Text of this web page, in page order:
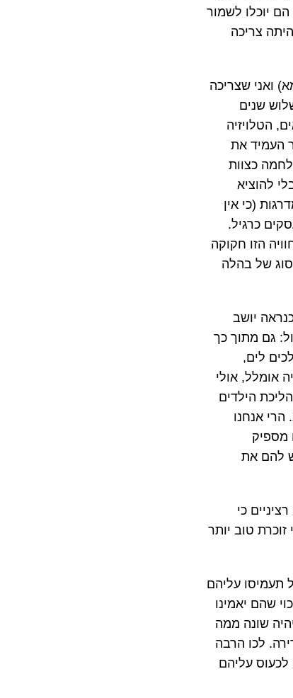
הם יוכלו לשמור
צריכה
ואני שצריכה
שנים
הטלויזיה
העמיד את
כצוות
להוציא
(כי אין
כרגיל.
הזו חקוקה
של בהלה
יושב
גם מתוך כך
לים,
אומלל, אולי
הילדים
אנחנו
מספיק
להם את
כי
טוב יותר
תעמיסו עליהם
שהם יאמינו
שונה ממה
לכו הרבה
לכעוס עליהם